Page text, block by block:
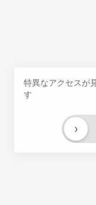
特異なアクセスが
す
›